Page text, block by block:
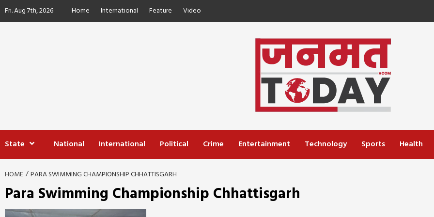
Skip
toFri. Aug 7th, 2026 Home International Feature Video
State National International Political Crime Entertainment Technology Sports Health
HOME PARA SWIMMING CHAMPIONSHIP CHHATTISGARH
Para Swimming Championship Chhattisgarh